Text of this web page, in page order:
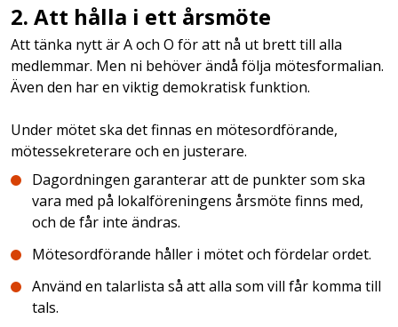
2. Att hålla i ett årsmöte
Att tänka nytt är A och O för att nå ut brett till alla
medlemmar. Men ni behöver ändå följa mötesformalian.
Även den har en viktig demokratisk funktion.
Under mötet ska det finnas en mötesordförande,
mötessekreterare och en justerare.
Dagordningen garanterar att de punkter som ska
vara med på lokalföreningens årsmöte finns med,
och de får inte ändras.
Mötesordförande håller i mötet och fördelar ordet.
Använd en talarlista så att alla som vill får komma till
tals.